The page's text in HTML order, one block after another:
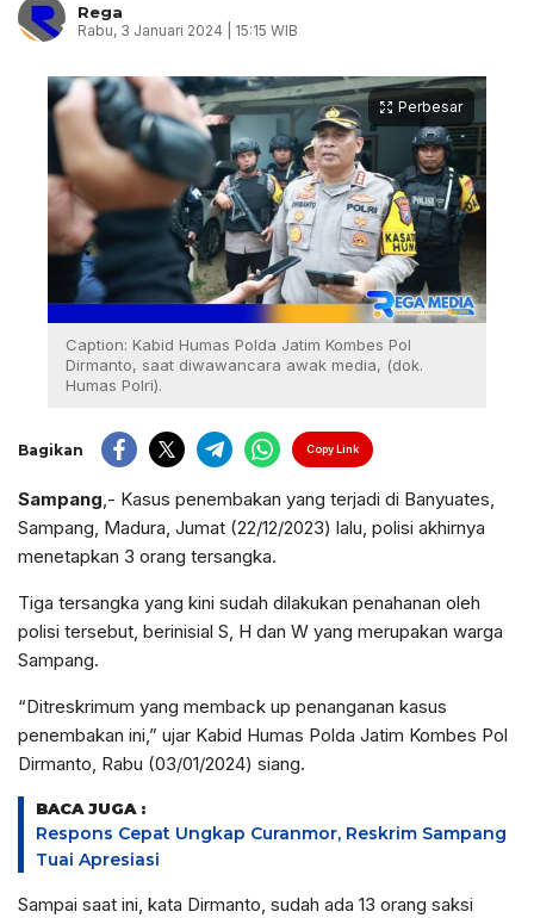
Rega
Rabu, 3 Januari 2024 | 15:15 WIB
Perbesar
Caption: Kabid Humas Polda Jatim Kombes Pol
Dirmanto, saat diwawancara awak media, (dok.
Humas Polri).
Bagikan Copy Link
Sampang,- Kasus penembakan yang terjadi di Banyuates,
Sampang, Madura, Jumat (22/12/2023) lalu, polisi akhirnya
menetapkan 3 orang tersangka.
Tiga tersangka yang kini sudah dilakukan penahanan oleh
polisi tersebut, berinisial S, H dan W yang merupakan warga
Sampang.
“Ditreskrimum yang memback up penanganan kasus
penembakan ini,” ujar Kabid Humas Polda Jatim Kombes Pol
Dirmanto, Rabu (03/01/2024) siang.
BACA JUGA :
Respons Cepat Ungkap Curanmor, Reskrim Sampang
Tuai Apresiasi
Sampai saat ini, kata Dirmanto, sudah ada 13 orang saksi